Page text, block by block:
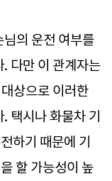
의 운전 여부를
다만 이 관계자는
상으로 이러한
택시나 화물차 기
하기 때문에 기
할 가능성이 높